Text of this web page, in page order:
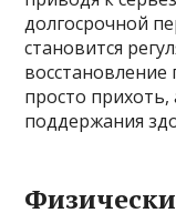
долгосрочной
становится
восстановление
просто
поддержания